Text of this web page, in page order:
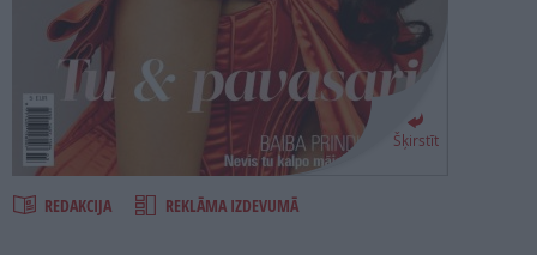
Šķirstīt
REDAKCIJA REKLĀMA IZDEVUMĀ